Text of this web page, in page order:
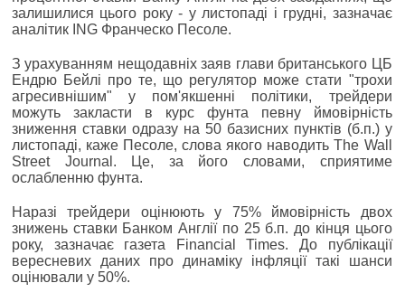
залишилися цього року - у листопаді і грудні, зазначає
аналітик ING Франческо Песоле.
З урахуванням нещодавніх заяв глави британського ЦБ
Ендрю Бейлі про те, що регулятор може стати "трохи
агресивнішим" у пом'якшенні політики, трейдери
можуть закласти в курс фунта певну ймовірність
зниження ставки одразу на 50 базисних пунктів (б.п.) у
листопаді, каже Песоле, слова якого наводить The Wall
Street Journal. Це, за його словами, сприятиме
ослабленню фунта.
Наразі трейдери оцінюють у 75% ймовірність двох
знижень ставки Банком Англії по 25 б.п. до кінця цього
року, зазначає газета Financial Times. До публікації
вересневих даних про динаміку інфляції такі шанси
оцінювали у 50%.